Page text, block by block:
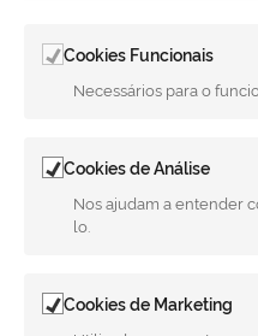
LINKS ÚTEIS
CANAIS
MUNICÍPIO DE MERIDIANO
REDES SOCIAIS
Cookies Funcionais
Necessários para o
Cookies de Análise
Nos ajudam a entender
lo.
Cookies de Marketing